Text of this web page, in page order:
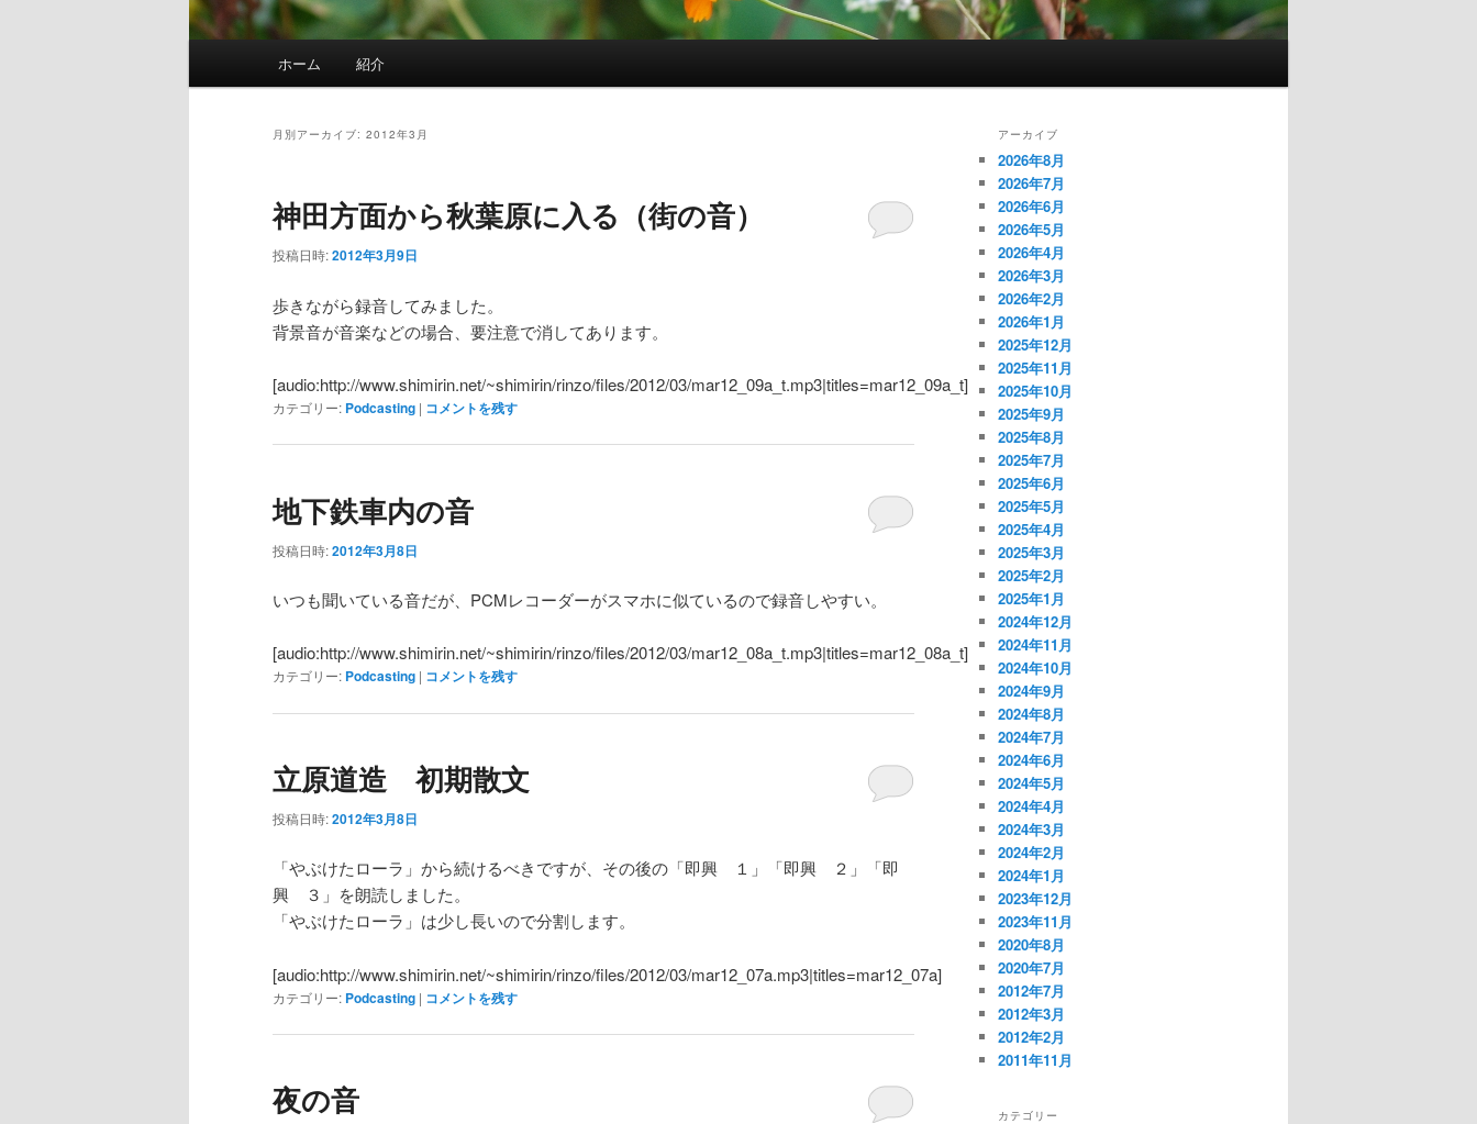
ホーム 紹介
月別アーカイブ: 2012年3月
神田方面から秋葉原に入る（街の音）
投稿日時:2012年3月9日
歩きながら録音してみました。
背景音が音楽などの場合、要注意で消してあります。
[audio:http://www.shimirin.net/~shimirin/rinzo/files/2012/03/mar12_09a_t.mp3|titles=mar12_09a_t]
カテゴリー: Podcasting | コメントを残す
地下鉄車内の音
投稿日時:2012年3月8日
いつも聞いている音だが、PCMレコーダーがスマホに似ているので録音しやすい。
[audio:http://www.shimirin.net/~shimirin/rinzo/files/2012/03/mar12_08a_t.mp3|titles=mar12_08a_t]
カテゴリー: Podcasting | コメントを残す
立原道造 初期散文
投稿日時:2012年3月8日
「やぶけたローラ」から続けるべきですが、その後の「即興 １」「即興 ２」「即
興 ３」を朗読しました。
「やぶけたローラ」は少し長いので分割します。
[audio:http://www.shimirin.net/~shimirin/rinzo/files/2012/03/mar12_07a.mp3|titles=mar12_07a]
カテゴリー: Podcasting | コメントを残す
夜の音
アーカイブ
2026年8月
2026年7月
2026年6月
2026年5月
2026年4月
2026年3月
2026年2月
2026年1月
2025年12月
2025年11月
2025年10月
2025年9月
2025年8月
2025年7月
2025年6月
2025年5月
2025年4月
2025年3月
2025年2月
2025年1月
2024年12月
2024年11月
2024年10月
2024年9月
2024年8月
2024年7月
2024年6月
2024年5月
2024年4月
2024年3月
2024年2月
2024年1月
2023年12月
2023年11月
2020年8月
2020年7月
2012年7月
2012年3月
2012年2月
2011年11月
カテゴリー